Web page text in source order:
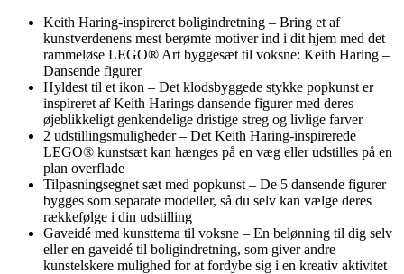
Keith Haring-inspireret boligindretning – Bring et af
kunstverdenens mest berømte motiver ind i dit hjem med det
rammeløse LEGO® Art byggesæt til voksne: Keith Haring –
Dansende figurer
Hyldest til et ikon – Det klodsbyggede stykke popkunst er
inspireret af Keith Harings dansende figurer med deres
øjeblikkeligt genkendelige dristige streg og livlige farver
2 udstillingsmuligheder – Det Keith Haring-inspirerede
LEGO® kunstsæt kan hænges på en væg eller udstilles på en
plan overflade
Tilpasningsegnet sæt med popkunst – De 5 dansende figurer
bygges som separate modeller, så du selv kan vælge deres
rækkefølge i din udstilling
Gaveidé med kunsttema til voksne – En belønning til dig selv
eller en gaveidé til boligindretning, som giver andre
kunstelskere mulighed for at fordybe sig i en kreativ aktivitet